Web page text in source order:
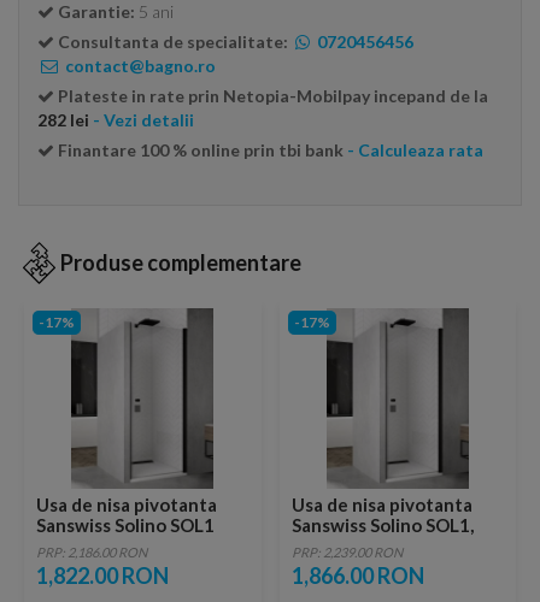
Garantie: 5 ani
Consultanta de specialitate:
0720456456
contact@bagno.ro
Plateste in rate prin Netopia-Mobilpay incepand de la
282 lei - Vezi detalii
Finantare 100 % online prin tbi bank - Calculeaza rata
Produse complementare
-17%
Usa de nisa pivotanta
Sanswiss Solino SOL1
70xH200 cm profil negru
mat
PRP: 2,186.00 RON
1,822.00 RON
-17%
Usa de nisa pivotanta
Sanswiss Solino SOL1,
75xH200 cm profil negru
mat
PRP: 2,239.00 RON
1,866.00 RON